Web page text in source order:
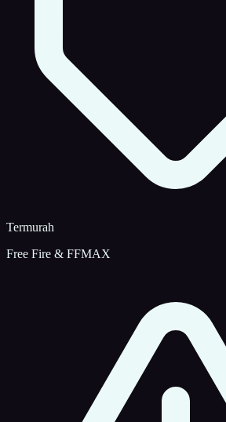
Termurah
Free Fire & FFMAX